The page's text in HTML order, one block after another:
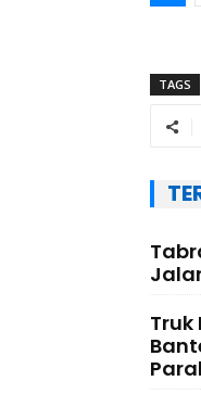
TAGS